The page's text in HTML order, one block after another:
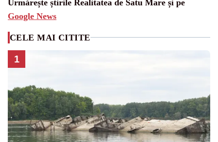
Urmărește știrile Realitatea de Satu Mare și pe
Google News
CELE MAI CITITE
1